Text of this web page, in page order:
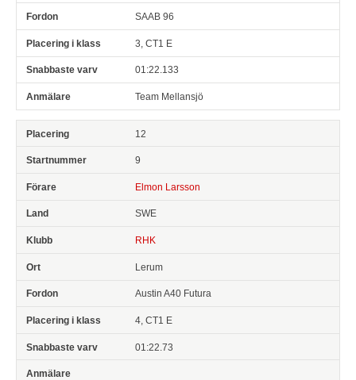
SAAB 96
3, CT1 E
01:22.133
Team Mellansjö
12
9
Elmon Larsson
SWE
RHK
Lerum
Austin A40 Futura
4, CT1 E
01:22.73